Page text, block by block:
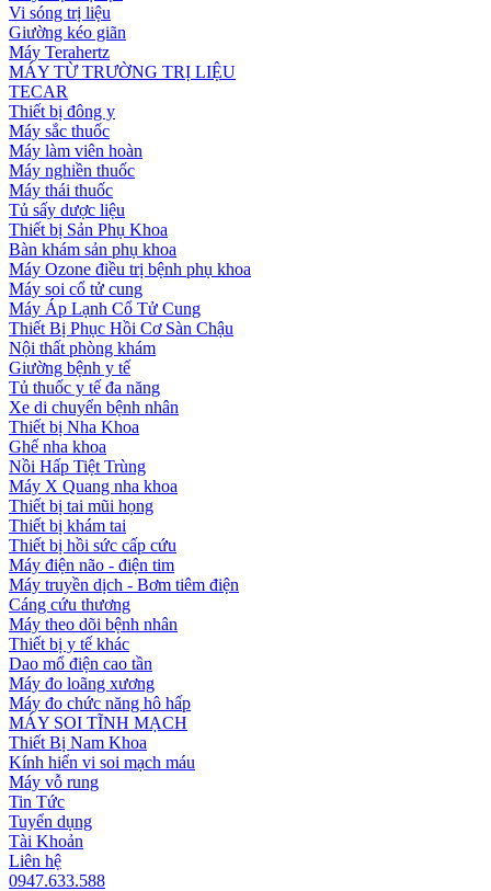
Vi sóng trị liệu
Giường kéo giãn
Máy Terahertz
MÁY TỪ TRƯỜNG TRỊ LIỆU
TECAR
Thiết bị đông y
Máy sắc thuốc
Máy làm viên hoàn
Máy nghiền thuốc
Máy thái thuốc
Tủ sấy dược liệu
Thiết bị Sản Phụ Khoa
Bàn khám sản phụ khoa
Máy Ozone điều trị bệnh phụ khoa
Máy soi cổ tử cung
Máy Áp Lạnh Cổ Tử Cung
Thiết Bị Phục Hồi Cơ Sàn Chậu
Nội thất phòng khám
Giường bệnh y tế
Tủ thuốc y tế đa năng
Xe di chuyển bệnh nhân
Thiết bị Nha Khoa
Ghế nha khoa
Nồi Hấp Tiệt Trùng
Máy X Quang nha khoa
Thiết bị tai mũi họng
Thiết bị khám tai
Thiết bị hồi sức cấp cứu
Máy điện não - điện tim
Máy truyền dịch - Bơm tiêm điện
Cáng cứu thương
Máy theo dõi bệnh nhân
Thiết bị y tế khác
Dao mổ điện cao tần
Máy đo loãng xương
Máy đo chức năng hô hấp
MÁY SOI TĨNH MẠCH
Thiết Bị Nam Khoa
Kính hiển vi soi mạch máu
Máy vỗ rung
Tin Tức
Tuyển dụng
Tài Khoản
Liên hệ
0947.633.588